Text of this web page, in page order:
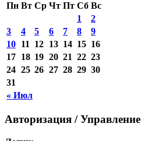
Пн Вт Ср Чт Пт Сб Вс
« Июл
1
2
3
4 5 6 7 8
9
10 11 12 13 14 15 16
17 18 19 20 21 22 23
24 25 26 27 28 29 30
31
Авторизация / Управление